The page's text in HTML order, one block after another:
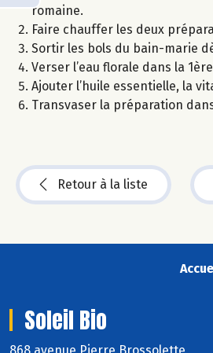
romaine.
Faire chauffer les deux
Sortir les bols du bain-marie
Verser l’eau florale dans la
Ajouter l’huile essentielle, la
Transvaser la préparation
Retour à la liste
Soleil Bio
868 avenue Pierre Brossolette